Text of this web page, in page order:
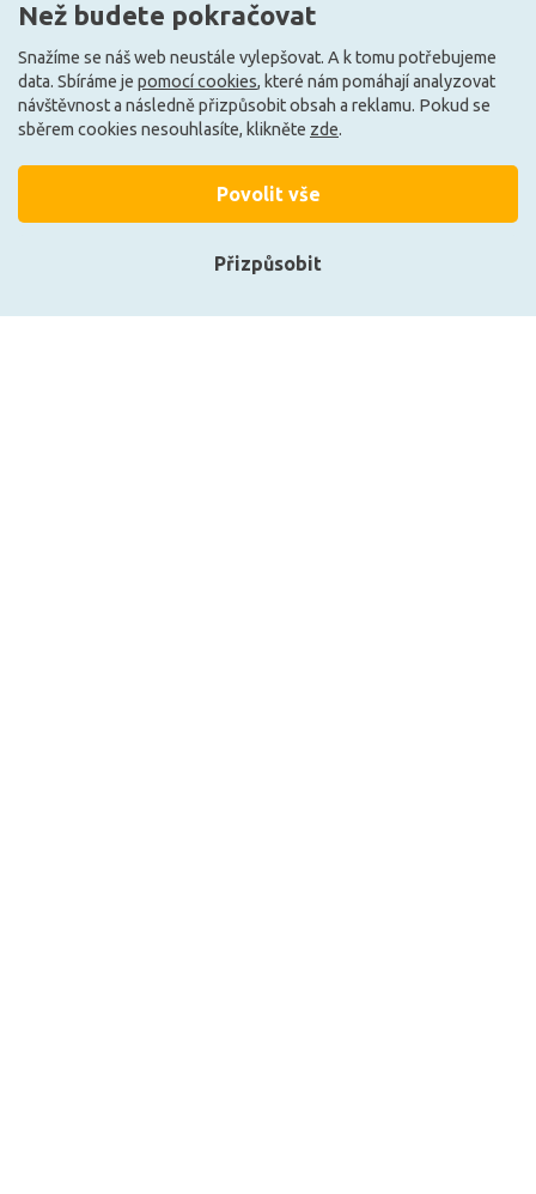
Může být u Vás 16. 9. Může být u Vás 16. 9.
Načíst další
Ze stejné kolekce
Než budete pokračovat
Snažíme se náš web neustále vylepšovat. A k tomu potřebujeme
data. Sbíráme je pomocí cookies, které nám pomáhají analyzovat
návštěvnost a následně přizpůsobit obsah a reklamu. Pokud se
sběrem cookies nesouhlasíte, klikněte zde.
Přizpůsobit
Povolit vše